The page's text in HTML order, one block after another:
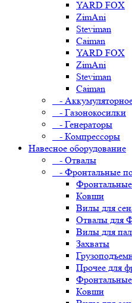
YARD FOX
ZimAni
Steviman
Caiman
YARD FOX
ZimAni
Steviman
Caiman
-
- Газонокосилки
- Генераторы
- Компрессоры
Навесное оборудование
- Отвалы
- Фронтальные
Ковши
Вилы для
Отвалы для
Вилы для
Захваты
Прочее для
Ковши